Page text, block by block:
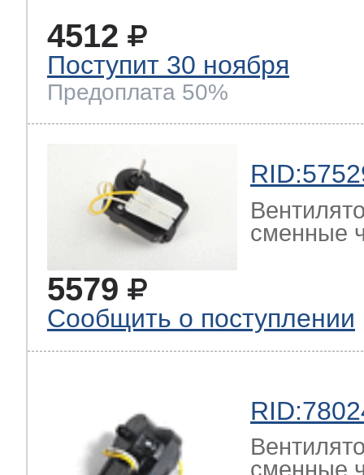
4512
Поступит 30 ноября
Предоплата 50%
сменные
5579
Сообщить о поступлении
сменные